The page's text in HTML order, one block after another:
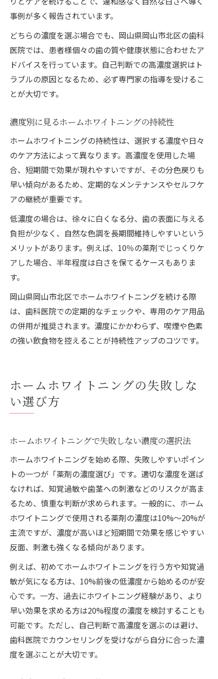
事例が多く報告されています。
どちらの濃度を選ぶ場合でも、岡山県岡山市北区の歯科
医院では、患者様個々の歯の質や健康状態に合わせたア
ドバイスを行っています。自己判断での高濃度選択はト
ラブルの原因となるため、必ず専門家の指導を受けるこ
とが大切です。
濃度別に見るホームホワイトニングの持続性
ホームホワイトニングの持続性は、選択する濃度や日々
のケア方法によって異なります。高濃度を使用した場
合、短期間で効果が現れやすいですが、その分色戻りも
早い傾向があるため、定期的なメンテナンスやセルフケ
アの継続が重要です。
低濃度の場合は、徐々に白くなる分、歯の表面に与える
負担が少なく、自然な色調を長期間維持しやすいという
メリットがあります。例えば、10％の薬剤でじっくりケ
アした場合、半年程度は白さを保てるケースもありま
す。
岡山県岡山市北区でホームホワイトニングを続ける際
は、歯科医院での定期的なチェックや、専用のケア用品
の併用が推奨されます。濃度にかかわらず、喫煙や色素
の強い飲食物を控えることが持続性アップのコツです。
ホームホワイトニングの失敗しな
い選び方
ホームホワイトニングで失敗しない濃度の選択法
ホームホワイトニングを始める際、失敗しやすいポイン
トの一つが「薬剤の濃度選び」です。適切な濃度を選ば
なければ、知覚過敏や歯茎への刺激などのリスクが高ま
るため、慎重な判断が求められます。一般的に、ホーム
ホワイトニングで使用される薬剤の濃度は10%〜20%が
主流ですが、濃度が高いほど短期間で効果を感じやすい
反面、刺激も強くなる傾向があります。
例えば、初めてホームホワイトニングを行う方や知覚過
敏が気になる方は、10%前後の低濃度から始めるのが安
心です。一方、過去にホワイトニング経験があり、より
早い効果を求める方は20%程度の濃度を検討することも
可能です。ただし、自己判断で高濃度を選ぶのは避け、
歯科医院でカウンセリングを受けながら自分に合った濃
度を選ぶことが大切です。